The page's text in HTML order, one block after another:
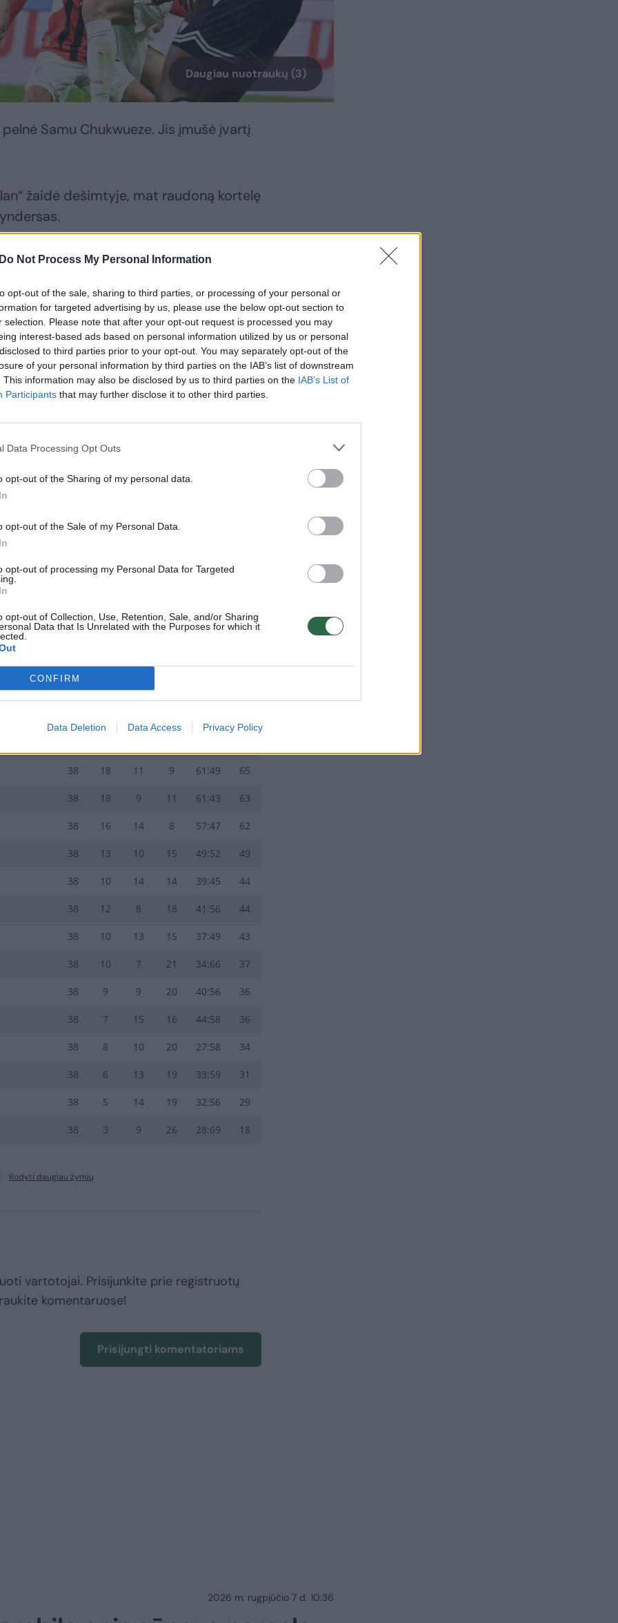
Do Not Process My Personal Information
opt-out of the sale, sharing to third parties, or processing of your personal or
for targeted advertising by us, please use the below opt-out section to
selection. Please note that after your opt-out request is processed you may
interest-based ads based on personal information utilized by us or personal
to third parties prior to your opt-out. You may separately opt-out of the
of your personal information by third parties on the IAB’s list of downstream
This information may also be disclosed by us to third parties on the IAB’s List of
Participants that may further disclose it to other third parties.
Data Processing Opt Outs
opt-out of the Sharing of my personal data.
opt-out of the Sale of my Personal Data.
opt-out of processing my Personal Data for Targeted
opt-out of Collection, Use, Retention, Sale, and/or Sharing
Data that Is Unrelated with the Purposes for which it
CONFIRM
Data Deletion Data Access Privacy Policy
Daugiau nuotraukų (3)
Samu Chukwueze. Jis įmušė įvartį
žaidė dešimtyje, mat raudoną kortelę
Italijos čempionate jie užima trečią
šešta.
1:0
RS P L PR ĮVR
38 24 9 5 79:35 81
38 18 16
38 18 11 9 61:49 65
38 18 9 11 61:43 63
38 16 14 8 57:47 62
38 13 10 15 49:52 49
38 10 14 14 39:45 44
38 12 8 18 41:56 44
38 10 13 15 37:49 43
38 10 7 21 34:66 37
38 9 9 20 40:56 36
38 7 15 16 44:58 36
38 8 10 20 27:58 34
38 6 13 19 33:59 31
38 5 14 19 32:56 29
38 3 9 26 28:69 18
Rodyti daugiau žymių
vartotojai. Prisijunkite prie registruotų
komentaruose!
Prisijungti komentatoriams
2026 m. rugpjūčio 7 d. 10:36